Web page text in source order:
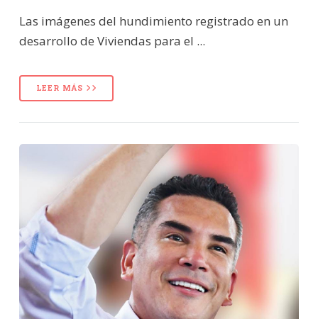
Las imágenes del hundimiento registrado en un
desarrollo de Viviendas para el ...
LEER MÁS